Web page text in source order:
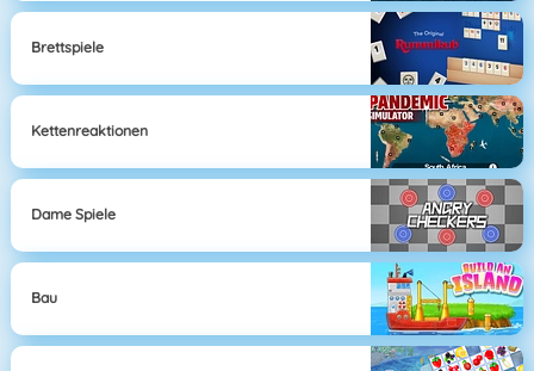
Brettspiele
Kettenreaktionen
Dame Spiele
Bau